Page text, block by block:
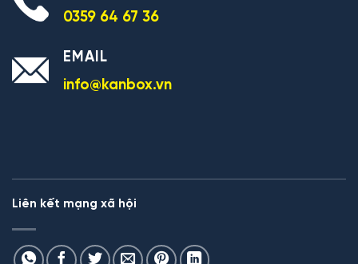
0359 64 67 36
EMAIL
info@kanbox.vn
Liên kết mạng xã hội